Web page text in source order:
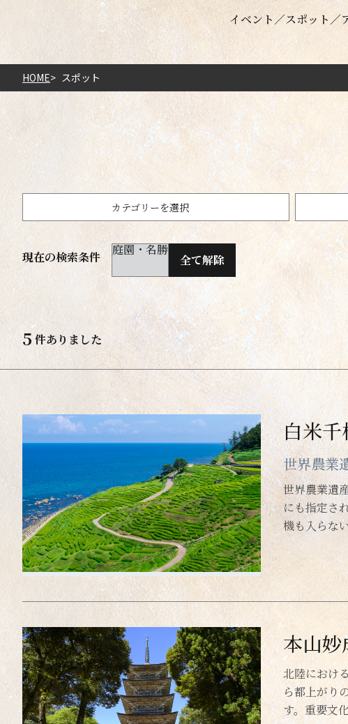
イベント スポット
HOME スポット
カテゴリーを選択
歴史・文化
神社仏閣・城
史跡・文化財
町並み・建造物
美術館・博物館
自然・景観
庭園・名勝
山・渓谷
滝・川・湖・
民芸品・雑貨・伝統的工芸品
市場・朝市・直売所
地酒・食品
道の駅・空の駅・アンテナショップ
交通・案内所
未選択 500m以内
10km以内 50km以内
現在の検索条件 庭園・名勝
全て解除
5 件ありました
白米千
世界農業
世界農業遺
にも指定さ
機も入らな
本山妙
北陸におけ
ら都上がり
す。重要文